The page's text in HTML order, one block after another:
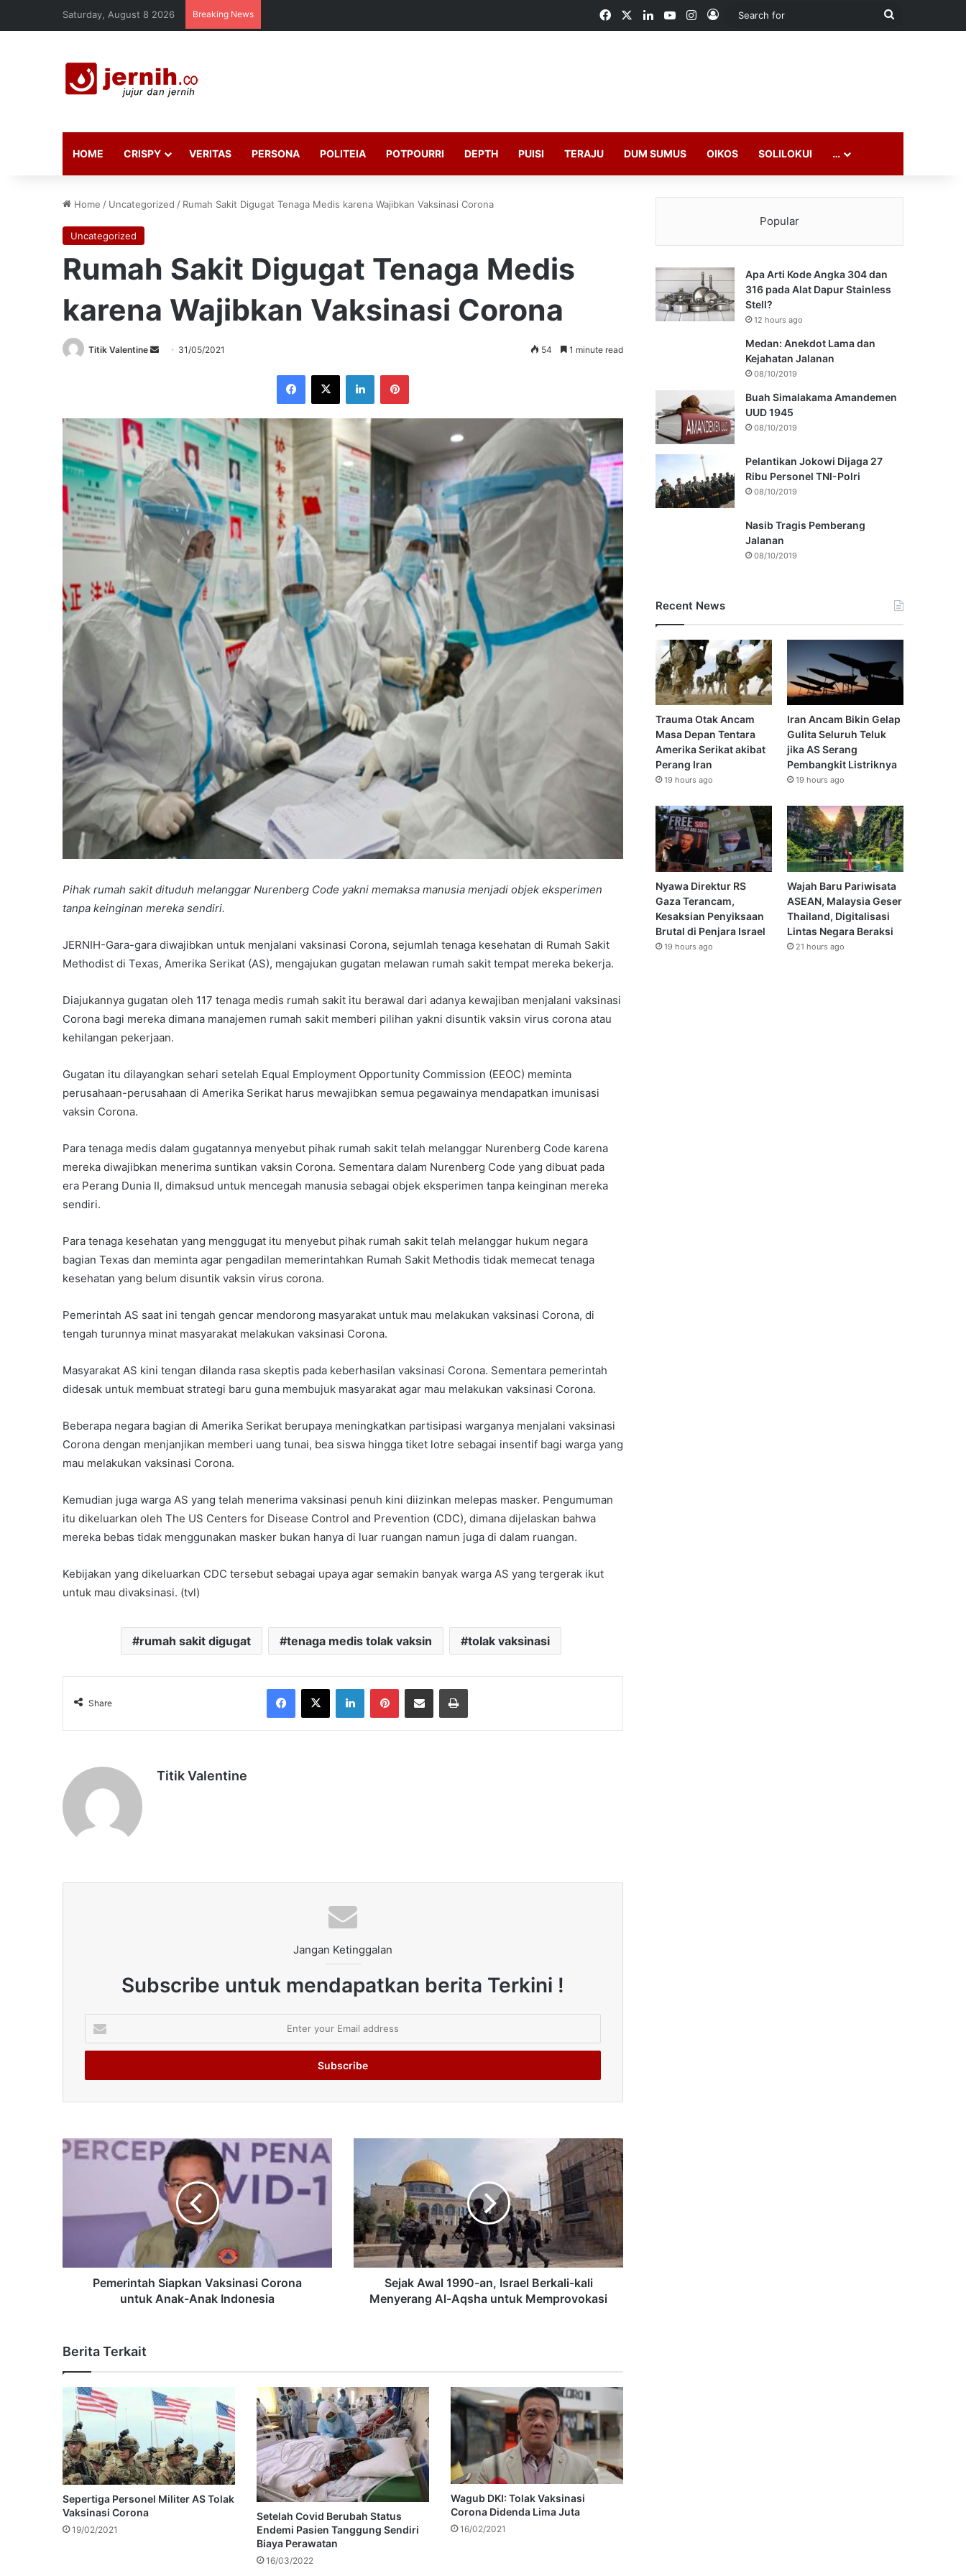
Saturday, August 8 2026 Breaking News FacebookLinkedInYouTubeInstagram
Log In
Search
HOME CRISPY VERITAS PERSONA POLITEIA POTPOURRI DEPTH PUISI TERAJU DUM SUMUS OIKOS SOLILOKUI …
Home / Uncategorized / Rumah Sakit Digugat Tenaga Medis karena Wajibkan Vaksinasi Corona
Uncategorized
Rumah Sakit Digugat Tenaga Medis
karena Wajibkan Vaksinasi Corona
Titik Valentine
Send 31/05/2021 54 1 minute read
Facebook
X LinkedInPinterest
Pihak rumah sakit dituduh melanggar Nurenberg Code yakni memaksa manusia menjadi objek eksperimen
tanpa keinginan mereka sendiri.
JERNIH-Gara-gara diwajibkan untuk menjalani vaksinasi Corona, sejumlah tenaga kesehatan di Rumah Sakit
Methodist di Texas, Amerika Serikat (AS), mengajukan gugatan melawan rumah sakit tempat mereka bekerja.
Diajukannya gugatan oleh 117 tenaga medis rumah sakit itu berawal dari adanya kewajiban menjalani vaksinasi
Corona bagi mereka dimana manajemen rumah sakit memberi pilihan yakni disuntik vaksin virus corona atau
kehilangan pekerjaan.
Gugatan itu dilayangkan sehari setelah Equal Employment Opportunity Commission (EEOC) meminta
perusahaan-perusahaan di Amerika Serikat harus mewajibkan semua pegawainya mendapatkan imunisasi
vaksin Corona.
Para tenaga medis dalam gugatannya menyebut pihak rumah sakit telah melanggar Nurenberg Code karena
mereka diwajibkan menerima suntikan vaksin Corona. Sementara dalam Nurenberg Code yang dibuat pada
era Perang Dunia II, dimaksud untuk mencegah manusia sebagai objek eksperimen tanpa keinginan mereka
sendiri.
Para tenaga kesehatan yang menggugat itu menyebut pihak rumah sakit telah melanggar hukum negara
bagian Texas dan meminta agar pengadilan memerintahkan Rumah Sakit Methodis tidak memecat tenaga
kesehatan yang belum disuntik vaksin virus corona.
Pemerintah AS saat ini tengah gencar mendorong masyarakat untuk mau melakukan vaksinasi Corona, di
tengah turunnya minat masyarakat melakukan vaksinasi Corona.
Masyarakat AS kini tengan dilanda rasa skeptis pada keberhasilan vaksinasi Corona. Sementara pemerintah
didesak untuk membuat strategi baru guna membujuk masyarakat agar mau melakukan vaksinasi Corona.
Beberapa negara bagian di Amerika Serikat berupaya meningkatkan partisipasi warganya menjalani vaksinasi
Corona dengan menjanjikan memberi uang tunai, bea siswa hingga tiket lotre sebagai insentif bagi warga yang
mau melakukan vaksinasi Corona.
Kemudian juga warga AS yang telah menerima vaksinasi penuh kini diizinkan melepas masker. Pengumuman
itu dikeluarkan oleh The US Centers for Disease Control and Prevention (CDC), dimana dijelaskan bahwa
mereka bebas tidak menggunakan masker bukan hanya di luar ruangan namun juga di dalam ruangan.
Kebijakan yang dikeluarkan CDC tersebut sebagai upaya agar semakin banyak warga AS yang tergerak ikut
untuk mau divaksinasi. (tvl)
rumah sakit digugat tenaga medis tolak vaksin tolak vaksinasi
Share
Facebook
X LinkedInPinterestShare via Email Print
Titik Valentine
Jangan Ketinggalan
Subscribe untuk mendapatkan berita Terkini !
your
Email
Pemerintah Siapkan Vaksinasi Corona
untuk Anak-Anak Indonesia
Sejak Awal 1990-an, Israel Berkali-kali
Menyerang Al-Aqsha untuk Memprovokasi
Berita Terkait
Sepertiga Personel Militer AS Tolak
Vaksinasi Corona
19/02/2021
Setelah Covid Berubah Status
Endemi Pasien Tanggung Sendiri
Biaya Perawatan
16/03/2022
Wagub DKI: Tolak Vaksinasi
Corona Didenda Lima Juta
16/02/2021
Popular
Apa Arti Kode Angka 304 dan
316 pada Alat Dapur Stainless
Stell?
12 hours ago
Medan: Anekdot Lama dan
Kejahatan Jalanan
08/10/2019
Buah Simalakama Amandemen
UUD 1945
08/10/2019
Pelantikan Jokowi Dijaga 27
Ribu Personel TNI-Polri
08/10/2019
Nasib Tragis Pemberang
Jalanan
08/10/2019
Recent News
Trauma Otak Ancam
Masa Depan Tentara
Amerika Serikat akibat
Perang Iran
19 hours ago
Iran Ancam Bikin Gelap
Gulita Seluruh Teluk
jika AS Serang
Pembangkit Listriknya
19 hours ago
Nyawa Direktur RS
Gaza Terancam,
Kesaksian Penyiksaan
Brutal di Penjara Israel
19 hours ago
Wajah Baru Pariwisata
ASEAN, Malaysia Geser
Thailand, Digitalisasi
Lintas Negara Beraksi
21 hours ago